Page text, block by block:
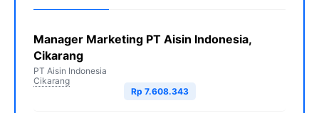
Manager Marketing PT Aisin Indonesia,
Cikarang
PT Aisin Indonesia
Cikarang
Rp 7.608.343